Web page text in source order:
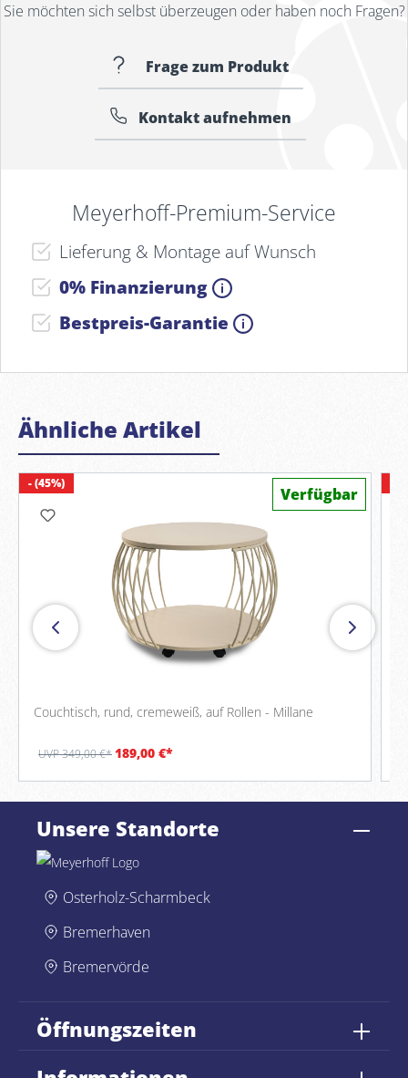
Sie möchten sich selbst überzeugen oder haben noch Fragen?
Frage zum Produkt
Kontakt aufnehmen
Meyerhoff-Premium-Service
Lieferung & Montage auf Wunsch
0% Finanzierung
Bestpreis-Garantie
Ähnliche Artikel
- (45%)
Couchtisch, rund, cremeweiß, auf Rollen - Millane
UVP 349,00 €*189,00 €*
Verfügbar
Unsere Standorte
Osterholz-Scharmbeck
Bremerhaven
Bremervörde
Öffnungszeiten